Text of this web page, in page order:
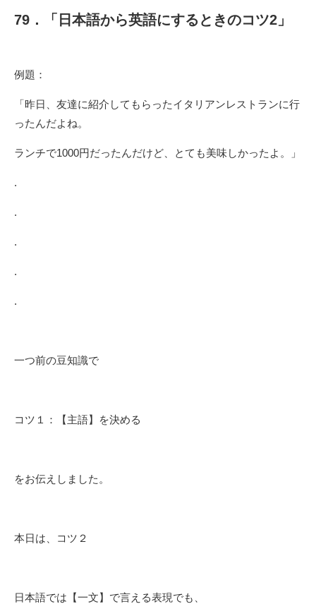
79．「日本語から英語にするときのコツ2」
例題：
「昨日、友達に紹介してもらったイタリアンレストランに行
ったんだよね。
ランチで1000円だったんだけど、とても美味しかったよ。」
.
.
.
.
.
一つ前の豆知識で
コツ１：【主語】を決める
をお伝えしました。
本日は、コツ２
日本語では【一文】で言える表現でも、